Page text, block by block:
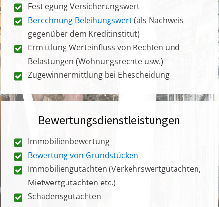
Festlegung Versicherungswert
Berechnung Beleihungswert(als Nachweis
gegenüber dem Kreditinstitut)
Ermittlung Werteinfluss von Rechten und
Belastungen (Wohnungsrechte usw.)
Zugewinnermittlung bei Ehescheidung
Bewertungsdienstleistungen
Immobilienbewertung
Bewertung von Grundstücken
Immobiliengutachten (Verkehrswertgutachten,
Mietwertgutachten etc.)
Schadensgutachten